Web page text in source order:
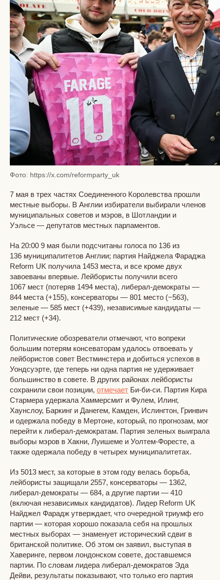
Фото: https://x.com/reformparty_uk
7 мая в трех частях Соединенного Королевства прошли
местные выборы. В Англии избиратели выбирали членов
муниципальных советов и мэров, в Шотландии и
Уэльсе — депутатов местных парламентов.
На 20:00 9 мая были подсчитаны голоса по 136 из
136 муниципалитетов Англии; партия Найджела Фараджа
Reform UK получила 1453 места, и все кроме двух
завоеваны впервые. Лейбористы получили всего
1067 мест (потеряв 1494 места), либерал-демократы —
844 места (+155), консерваторы — 801 место (−563),
зеленые — 585 мест (+439), независимые кандидаты —
212 мест (+34).
Политические обозреватели отмечают, что вопреки
большим потерям консеваторам удалось отвоевать у
лейбористов совет Вестминстера и добиться успехов в
Уондсуэрте, где теперь ни одна партия не удерживает
большинство в совете. В других районах лейбористы
сохранили свои позиции, отмечает Би-би-си. Партия Кира
Стармера удержала Хаммерсмит и Фулем, Илинг,
Хаунслоу, Баркинг и Данегем, Камден, Ислингтон, Гринвич
и одержала победу в Мертоне, который, по прогнозам, мог
перейти к либерал-демократам. Партия зеленых выиграла
выборы мэров в Хакни, Луишеме и Уолтем-Форесте, а
также одержала победу в четырех муниципалитетах.
Из 5013 мест, за которые в этом году велась борьба,
лейбористы защищали 2557, консерваторы — 1362,
либерал-демократы — 684, а другие партии — 410
(включая независимых кандидатов). Лидер Reform UK
Найджел Фарадж утверждает, что очередной триумф его
партии — которая хорошо показала себя на прошлых
местных выборах — знаменует исторический сдвиг в
британской политике. Об этом он заявил, выступая в
Хаверинге, первом лондонском совете, доставшемся
партии. По словам лидера либерал-демократов Эда
Дейви, результаты показывают, что только его партия